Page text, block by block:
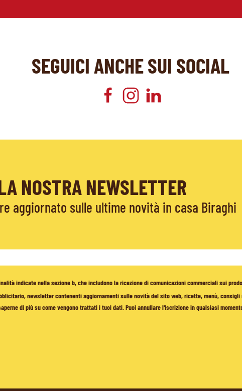
SEGUICI ANCHE SUI SOCIAL
NOSTRA NEWSLETTER
aggiornato sulle ultime novità in casa Biraghi
indicate nella sezione b, che includono la ricezione di comunicazioni commerciali sui
newsletter contenenti aggiornamenti sulle novità del sito web, ricette, menù,
di più su come vengono trattati i tuoi dati. Puoi annullare l'iscrizione in qualsiasi